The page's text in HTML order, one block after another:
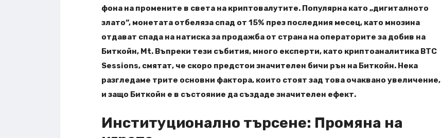
фона на промените в света на криптовалутите. Популярна като „дигиталното
злато“, монетата отбеляза спад от 15% през последния месец, като мнозина
отдават спада на натиска за продажба от страна на операторите за добив на
Биткойн, Mt. Въпреки тези събития, много експерти, като криптоаналитика BTC
Sessions, смятат, че скоро предстои значителен бичи рън на Биткойн. Нека
разгледаме трите основни фактора, които стоят зад това очаквано увеличение,
и защо Биткойн е в състояние да създаде значителен ефект.
Институционално търсене: Промяна на